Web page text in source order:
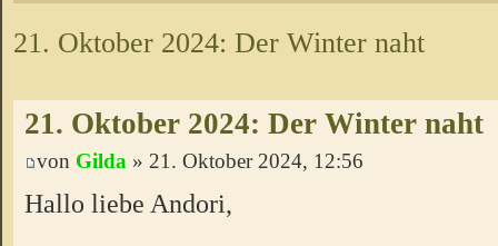
21. Oktober 2024: Der Winter naht
21. Oktober 2024: Der Winter naht
von Gilda » 21. Oktober 2024, 12:56
Hallo liebe Andori,